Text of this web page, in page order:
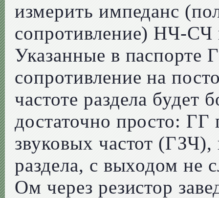
измерить импеданс
сопротивление) НЧ-СЧ
Указанные в паспорте
сопротивление на
частоте раздела будет
достаточно просто: ГГ
звуковых частот (ГЗЧ),
раздела, с выходом не
Ом через резистор